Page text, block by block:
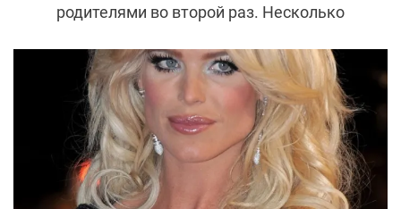
родителями во второй раз. Несколько
на публике, стараясь проводить время с
новорожденной малышкой. Однако
постепенно светский образ жизни
возобновился и папарацци отметили, что в
этот раз Маркл гораздо быстрее пришла в
форму после родов. Рассказываем, как ей
это удалось.